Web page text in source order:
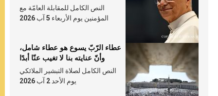
النص الكامل للمقابلة العامّة مع
المؤمنين يوم الأربعاء 5 آب 2026
عطاء الرّبّ يسوع هو عطاء شامل،
وأنّ عنايته بنا لا تغيب عنّا أبدًا
النص الكامل لصلاة التبشير الملائكي
يوم الأحد 2 آب 2026